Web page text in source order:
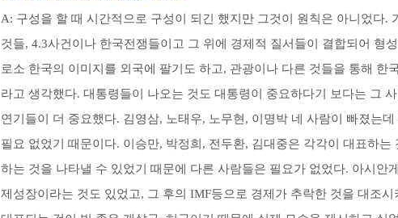
A: 구성을 할 때 시간적으로 구성이 되긴 했지만 그것이 원칙은 아니었다.
것들, 4.3사건이나 한국전쟁들이고 그 위에 경제적 질서들이 결합되어 형
로소 한국의 이미지를 외국에 팔기도 하고, 관광이나 다른 것들을 통해 한
라고 생각했다. 대통령들이 나오는 것도 대통령이 중요하다기 보다는 그
연기들이 더 중요했다. 김영삼, 노태우, 노무현, 이명박 네 사람이 빠졌는
필요 없었기 때문이다. 이승만, 박정희, 전두환, 김대중은 각각이 대표하는
하는 것을 나타낼 수 있었기 때문에 다른 사람들은 필요가 없었다. 아시안
제성장이라는 것도 있었고, 그 후의 IMF등으로 경제가 추락한 것을 대조